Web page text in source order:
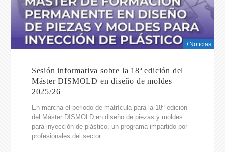
+Noticias
Sesión informativa sobre la 18ª edición del
Máster DISMOLD en diseño de moldes
2025/26
En marcha el periodo de matrícula para la 18ª edición
del Máster DISMOLD en diseño de piezas y moldes
para inyección de plástico, un programa impartido por
profesionales del sector...